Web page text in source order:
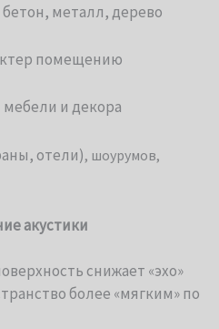
металл, дерево
помещению
мебели и декора
отели), шоурумов,
акустики
снижает «эхо»
более «мягким» по